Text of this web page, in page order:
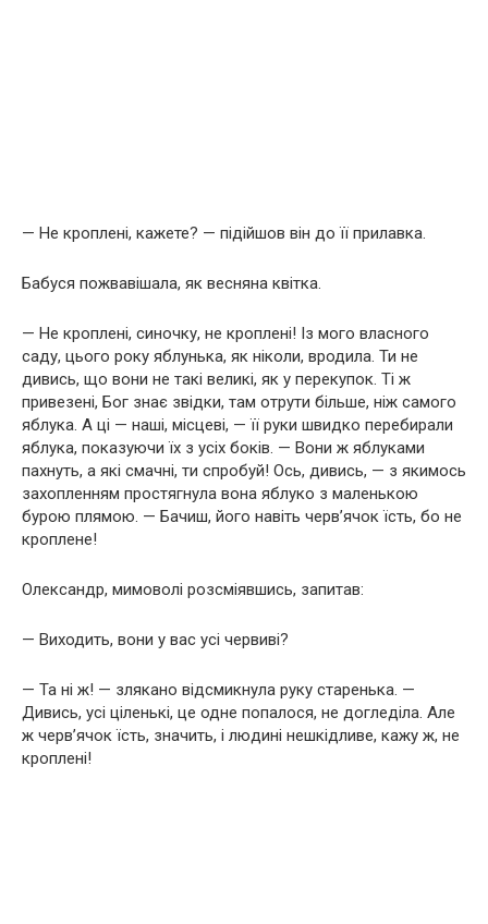
— Не кроплені, кажете? — підійшов він до її прилавка.
Бабуся пожвавішала, як весняна квітка.
— Не кроплені, синочку, не кроплені! Із мого власного
саду, цього року яблунька, як ніколи, вродила. Ти не
дивись, що вони не такі великі, як у перекупок. Ті ж
привезені, Бог знає звідки, там отрути більше, ніж самого
яблука. А ці — наші, місцеві, — її руки швидко перебирали
яблука, показуючи їх з усіх боків. — Вони ж яблуками
пахнуть, а які смачні, ти спробуй! Ось, дивись, — з якимось
захопленням простягнула вона яблуко з маленькою
бурою плямою. — Бачиш, його навіть черв’ячок їсть, бо не
кроплене!
Олександр, мимоволі розсміявшись, запитав:
— Виходить, вони у вас усі червиві?
— Та ні ж! — злякано відсмикнула руку старенька. —
Дивись, усі ціленькі, це одне попалося, не догледіла. Але
ж черв’ячок їсть, значить, і людині нешкідливе, кажу ж, не
кроплені!